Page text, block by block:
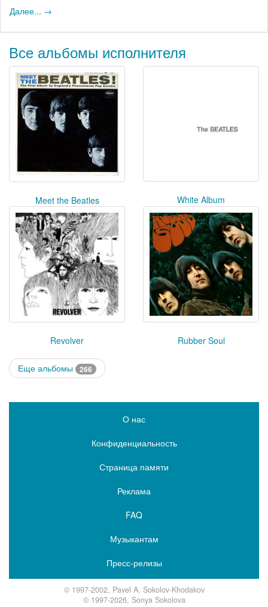
Далее... →
Все альбомы исполнителя
Meet the Beatles White Album
Revolver Rubber Soul
Еще альбомы 266
О нас
Конфиденциальность
Страница памяти
Реклама
FAQ
Музыкантам
Пресс-релизы
© 1997-2002, Pavel A. Sokolov-Khodakov
© 1997-2026, Sonya Sokolova